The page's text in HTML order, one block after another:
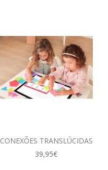
CONEXÕES TRANSLÚCIDAS
39,95€